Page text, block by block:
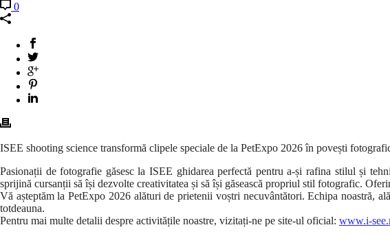
0
ISEE shooting science transformă clipele speciale de la PetExpo 2026 în povești
Pasionații de fotografie găsesc la ISEE ghidarea perfectă pentru a-și rafina stilul și
sprijină cursanții să își dezvolte creativitatea și să își găsească propriul stil fotografic.
Vă așteptăm la PetExpo 2026 alături de prietenii voștri necuvântători. Echipa noastră,
totdeauna.
Pentru mai multe detalii despre activitățile noastre, vizitați-ne pe site-ul oficial: www.i-